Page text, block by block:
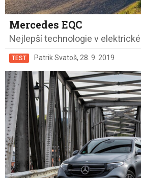
Mercedes EQC
Nejlepší technologie v
TEST Patrik Svatoš, 28. 9. 2019